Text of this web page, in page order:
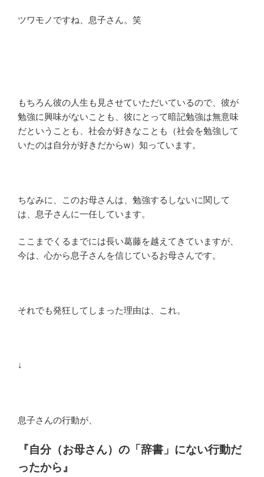
ツワモノですね、息子さん。笑
もちろん彼の人生も見させていただいているので、彼が
勉強に興味がないことも、彼にとって暗記勉強は無意味
だということも、社会が好きなことも（社会を勉強して
いたのは自分が好きだからw）知っています。
ちなみに、このお母さんは、勉強するしないに関して
は、息子さんに一任しています。
ここまでくるまでには長い葛藤を越えてきていますが、
今は、心から息子さんを信じているお母さんです。
それでも発狂してしまった理由は、これ。
↓
息子さんの行動が、
『自分（お母さん）の「辞書」にない行動だ
ったから』